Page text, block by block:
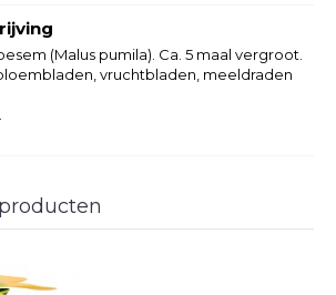
(Malus pumila). Ca. 5 maal vergroot.
vruchtbladen, meeldraden